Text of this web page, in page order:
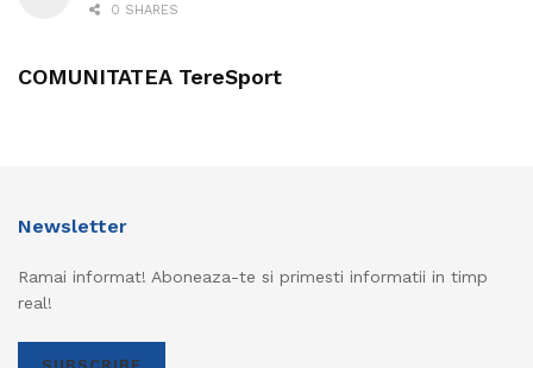
0 SHARES
COMUNITATEA TereSport
Newsletter
Ramai informat! Aboneaza-te si primesti informatii in timp
real!